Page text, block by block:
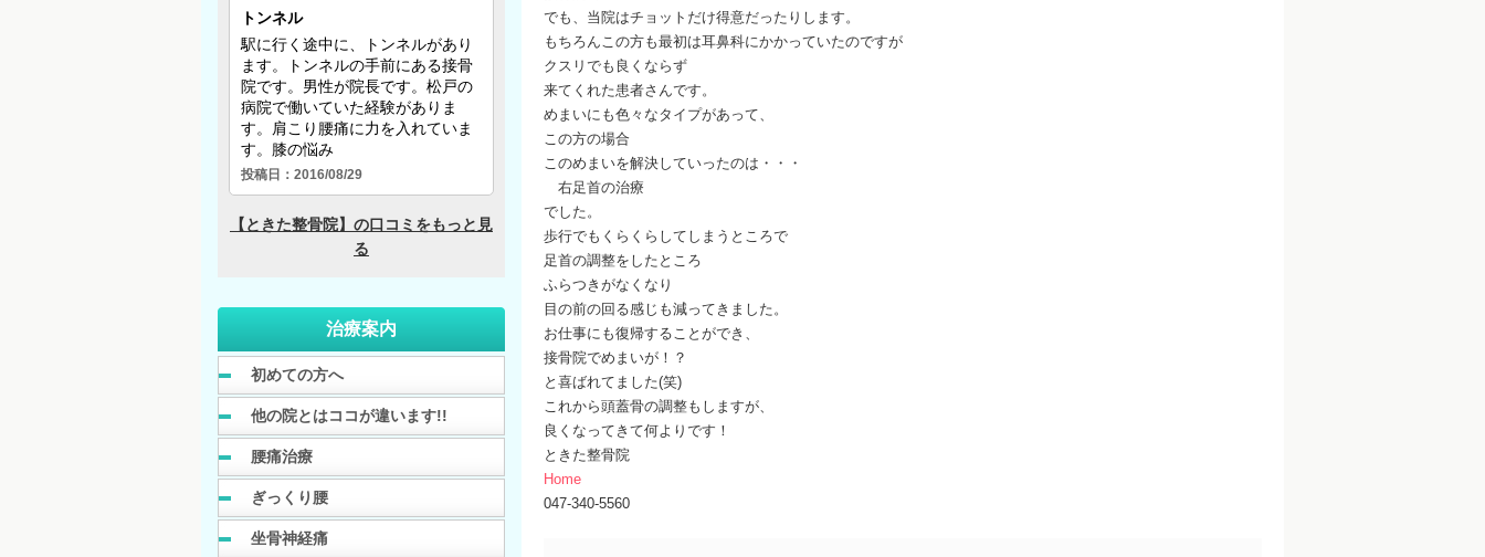
でも、当院はチョットだけ得意だったりします。
もちろんこの方も最初は耳鼻科にかかっていたのですが
クスリでも良くならず
来てくれた患者さんです。
めまいにも色々なタイプがあって、
この方の場合
このめまいを解決していったのは・・・
右足首の治療
でした。
歩行でもくらくらしてしまうところで
足首の調整をしたところ
ふらつきがなくなり
目の前の回る感じも減ってきました。
お仕事にも復帰することができ、
接骨院でめまいが！？
と喜ばれてました(笑)
これから頭蓋骨の調整もしますが、
良くなってきて何よりです！
ときた整骨院
Home
047-340-5560
治療案内
初めての方へ
他の院とはココが違います!!
腰痛治療
ぎっくり腰
坐骨神経痛